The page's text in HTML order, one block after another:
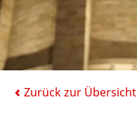
Zurück zur Übersicht